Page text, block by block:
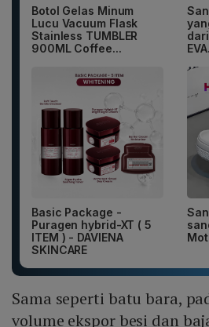
Botol Gelas Minum
Lucu Vacuum Flask
Stainless TUMBLER
900ML Coffee...
Basic Package -
Puragen hybrid-XT ( 5
ITEM ) - DAVIENA
SKINCARE
Sama seperti batu bara,
volume ekspor besi dan